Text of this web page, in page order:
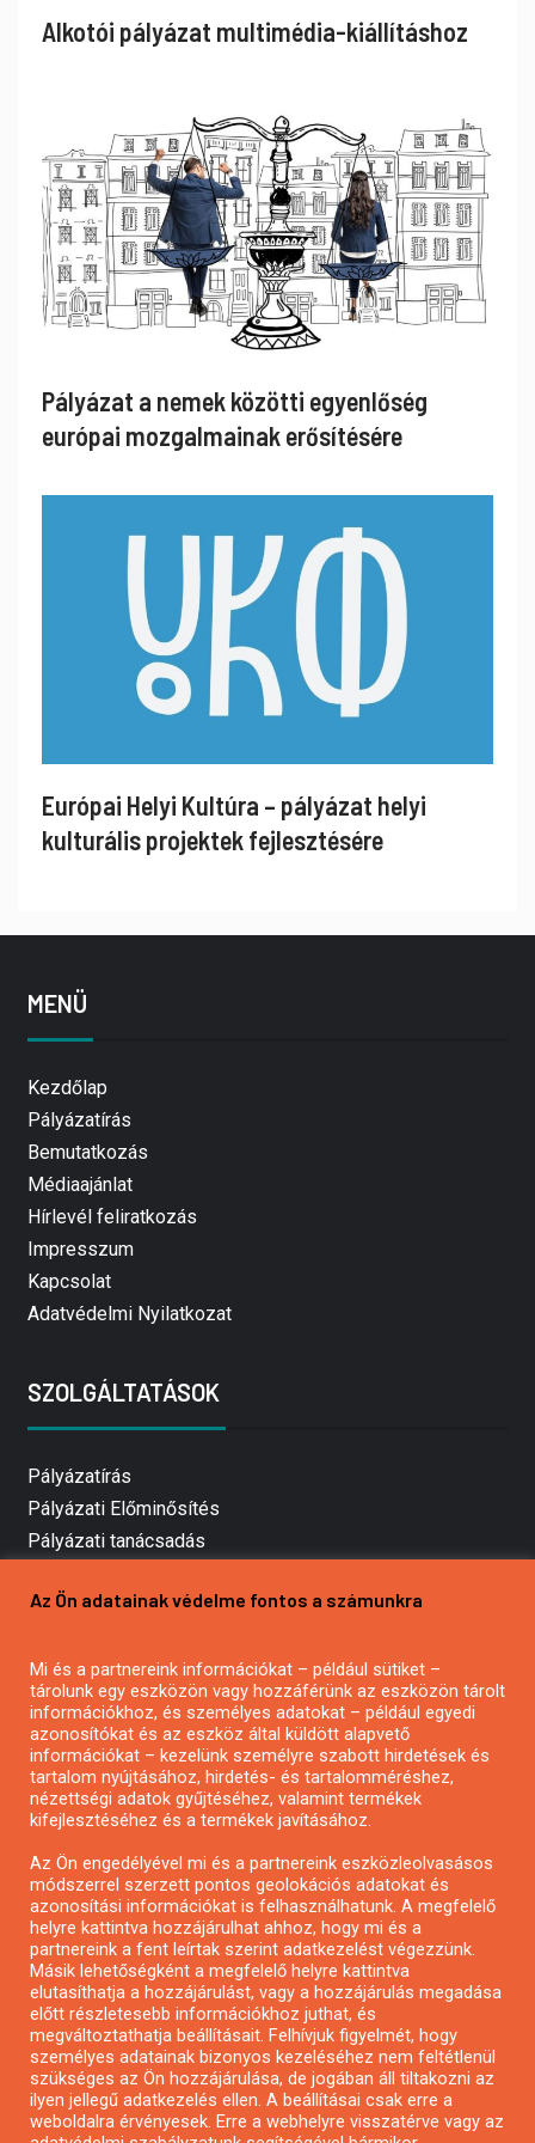
Alkotói pályázat multimédia-kiállításhoz
Pályázat a nemek közötti egyenlőség
európai mozgalmainak erősítésére
Európai Helyi Kultúra – pályázat helyi
kulturális projektek fejlesztésére
MENÜ
Kezdőlap
Pályázatírás
Bemutatkozás
Médiaajánlat
Hírlevél feliratkozás
Impresszum
Kapcsolat
Adatvédelmi Nyilatkozat
SZOLGÁLTATÁSOK
Pályázatírás
Pályázati Előminősítés
Pályázati tanácsadás
Mezőgazdasági pályázatírás
Pályázatírás civil szervezeteknek
Pályázatírás önkormányzatoknak
Pályázatfigyelés
Specifikus pályázatfigyelés vagy hírlevél
Pályázatok magánszemélyeknek
Pályázatok civil szervezeteknek
Pályázatok vállalkozásoknak
Önkormányzati pályázatok
Mezőgazdasági pályázatok
Falusi turizmus pályázatok
Napelem pályázatok
Az Ön adatainak védelme fontos a számunkra
Mi és a partnereink információkat – például sütiket –
tárolunk egy eszközön vagy hozzáférünk az eszközön tárolt
információkhoz, és személyes adatokat – például egyedi
azonosítókat és az eszköz által küldött alapvető
információkat – kezelünk személyre szabott hirdetések és
tartalom nyújtásához, hirdetés- és tartalomméréshez,
nézettségi adatok gyűjtéséhez, valamint termékek
kifejlesztéséhez és a termékek javításához.
Az Ön engedélyével mi és a partnereink eszközleolvasásos
módszerrel szerzett pontos geolokációs adatokat és
azonosítási információkat is felhasználhatunk. A megfelelő
helyre kattintva hozzájárulhat ahhoz, hogy mi és a
partnereink a fent leírtak szerint adatkezelést végezzünk.
Másik lehetőségként a megfelelő helyre kattintva
elutasíthatja a hozzájárulást, vagy a hozzájárulás megadása
előtt részletesebb információkhoz juthat, és
megváltoztathatja beállításait. Felhívjuk figyelmét, hogy
személyes adatainak bizonyos kezeléséhez nem feltétlenül
szükséges az Ön hozzájárulása, de jogában áll tiltakozni az
ilyen jellegű adatkezelés ellen. A beállításai csak erre a
weboldalra érvényesek. Erre a webhelyre visszatérve vagy az